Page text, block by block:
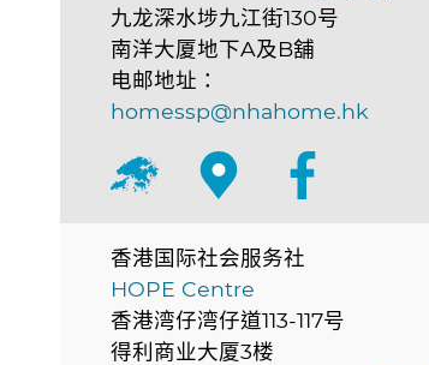
九龙深水埗九江街130号
南洋大厦地下A及B舖
电邮地址：
homessp@nhahome.hk
香港国际社会服务社
HOPE Centre
香港湾仔湾仔道113-117号
得利商业大厦3楼